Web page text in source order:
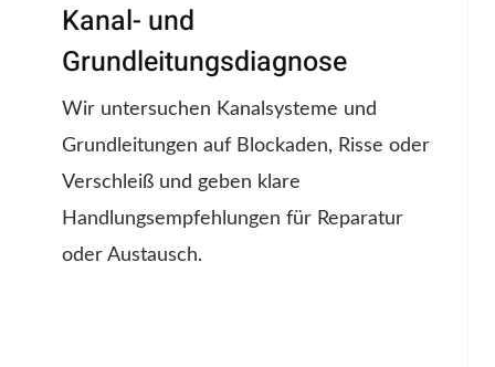
Kanal- und
Grundleitungsdiagnose
Wir untersuchen Kanalsysteme und
Grundleitungen auf Blockaden, Risse oder
Verschleiß und geben klare
Handlungsempfehlungen für Reparatur
oder Austausch.